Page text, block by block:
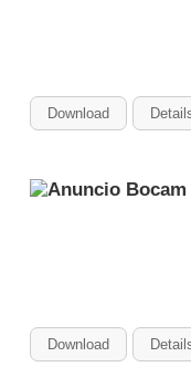
Download
Download